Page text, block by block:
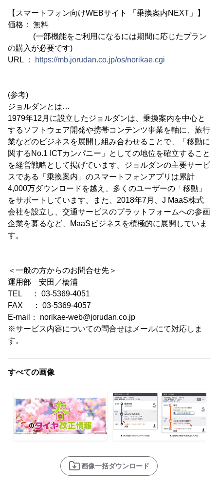
【スマートフォン向けWEBサイト 「乗換案内NEXT」】
価格： 無料
(一部機能をご利用になるには期間に応じたプラン
の購入が必要です)
URL ：
https://mb.jorudan.co.jp/os/norikae.cgi
(参考)
ジョルダンとは…
1979年12月に設立したジョルダンは、乗換案内を中心と
するソフトウェア開発や携帯コンテンツ事業を軸に、旅行
業などのビジネスを展開し組み合わせることで、「移動に
関するNo.1 ICTカンパニー」としての地位を確立すること
を経営戦略として掲げています。ジョルダンの主要サービ
スである「乗換案内」のスマートフォンアプリは累計
4,000万ダウンロードを越え、多くのユーザーの「移動」
をサポートしています。また、2018年7月、J MaaS株式
会社を設立し、交通サービスのプラットフォームへの参画
企業を募るなど、MaaSビジネスを積極的に展開していま
す。
＜一般の方からのお問合せ先＞
運用部 安田／橋浦
TEL ： 03-5369-4051
FAX ： 03-5369-4057
E-mail： norikae-web@jorudan.co.jp
※サービス内容についての問合せはメールにて対応しま
す。
すべての画像
画像一括ダウンロード